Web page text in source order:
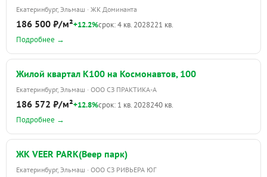
Екатеринбург, Эльмаш · ЖК Доминанта
186 500 ₽/м²+12.2%срок: 4 кв. 2028221 кв.
Подробнее →
Жилой квартал К100 на Космонавтов, 100
Екатеринбург, Эльмаш · ООО СЗ ПРАКТИКА-А
186 572 ₽/м²+12.8%срок: 1 кв. 2028240 кв.
Подробнее →
ЖК VEER PARK(Веер парк)
Екатеринбург, Эльмаш · ООО СЗ РИВЬЕРА ЮГ